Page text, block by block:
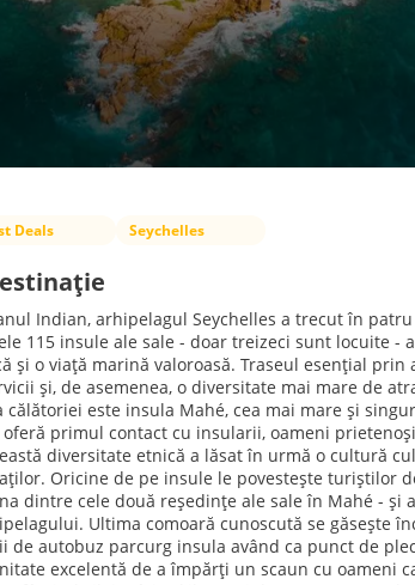
Deals Seychelles
Indian, arhipelagul Seychelles a trecut în
115 insule ale sale - doar treizeci sunt locuite
și o viață marină valoroasă. Traseul esențial
și, de asemenea, o diversitate mai mare de
călătoriei este insula Mahé, cea mai mare și
oferă primul contact cu insularii, oameni
diversitate etnică a lăsat în urmă o cultură
Oricine de pe insule le povestește turiștilor
dintre cele două reședințe ale sale în Mahé -
Ultima comoară cunoscută se găsește
de autobuz parcurg insula având ca punct de
excelentă de a împărți un scaun cu oameni